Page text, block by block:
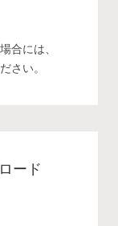
合には、
さい。
ード